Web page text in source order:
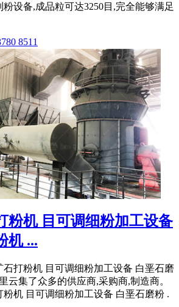
设备,成品粒可达3250目,完全能够满足
8511
粉机 目可调细粉加工设备
机 ...
石打粉机 目可调细粉加工设备 白垩石磨
云集了众多的供应商,采购商,制造商。
粉机 目可调细粉加工设备 白垩石磨粉 .